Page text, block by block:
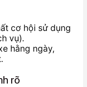
cơ hội sử dụng
vụ).
hằng ngày,
rõ